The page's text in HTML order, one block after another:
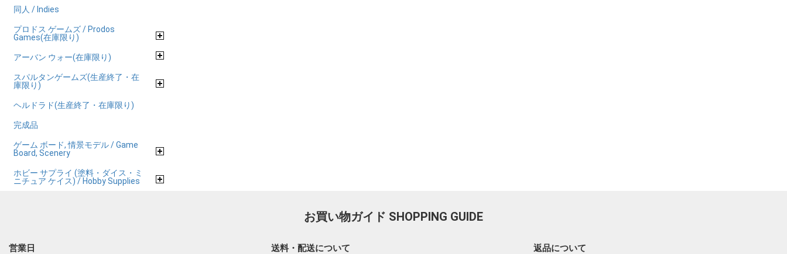
同人 / Indies
プロドス ゲームズ / Prodos
Games(在庫限り)
アーバン ウォー(在庫限り)
スパルタンゲームズ(生産終了・在
庫限り)
ヘルドラド(生産終了・在庫限り)
完成品
ゲーム ボード, 情景モデル / Game
Board, Scenery
ホビー サプライ (塗料・ダイス・ミ
ニチュア ケイス) / Hobby Supplies
お買い物ガイド SHOPPING GUIDE
営業日 送料・配送について 返品について